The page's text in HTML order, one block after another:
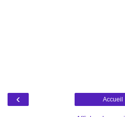
‹ Accueil